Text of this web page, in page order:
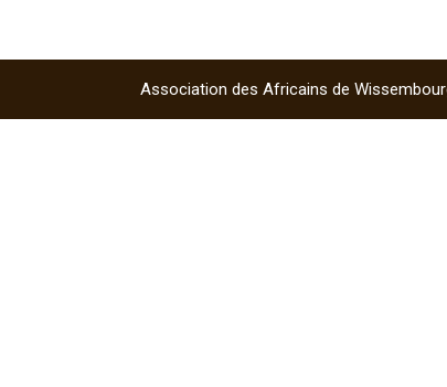
Association des Africains de